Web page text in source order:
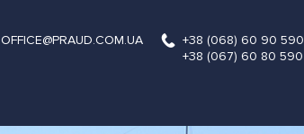
OFFICE@PRAUD.COM.UA
+38 (068) 60 90 590
+38 (067) 60 80 590